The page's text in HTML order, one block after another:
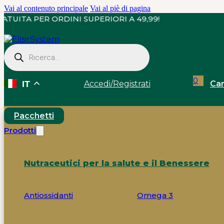
Vai al contenuto principale Vai al piè di pagina
GRATUITA PER ORDINI SUPERIORI A 49,99!
Ricerca
prodotti
IT Accedi/Registrati 0
Pacchetti
Prodotti
Nutraceutici per la salute e il Benessere
Antiossidanti Omega 3